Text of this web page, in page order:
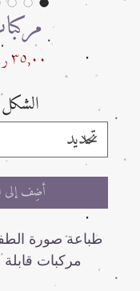
الشكل
أضِف إلى
طباعة صورة
مركبات